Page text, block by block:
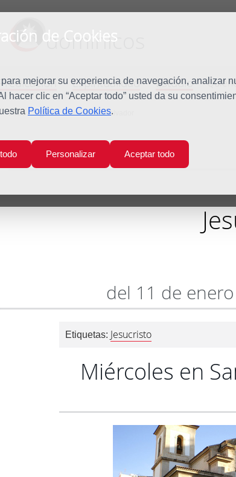
de Cookies
mejorar su experiencia de navegación, analizar
hacer clic en “Aceptar todo” usted da su
Política de Cookies.
Personalizar Aceptar todo
dominicos
Espiritualidad Estudio
Inicio Agenda Jesucristo Salvador
del 11 de
Etiquetas: Jesucristo
Miércoles en